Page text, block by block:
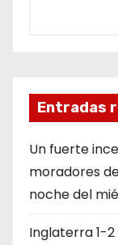
Entradas
Un fuerte
moradores
noche del
Inglaterra 1-